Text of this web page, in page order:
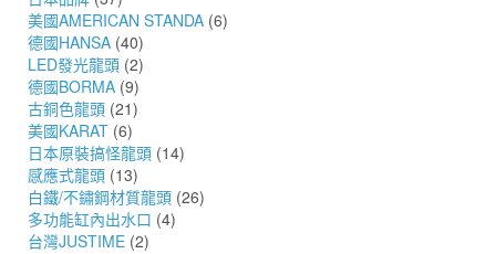
美國AMERICAN STANDA (6)
德國HANSA (40)
LED發光龍頭 (2)
德國BORMA (9)
古銅色龍頭 (21)
美國KARAT (6)
日本原裝搞怪龍頭 (14)
感應式龍頭 (13)
白鐵/不鏽鋼材質龍頭 (26)
多功能缸內出水口 (4)
台灣JUSTIME (2)